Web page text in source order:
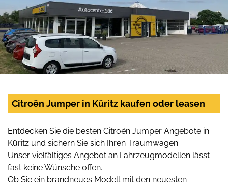
Citroën Jumper in Küritz kaufen oder leasen
Entdecken Sie die besten Citroën Jumper Angebote in
Küritz und sichern Sie sich Ihren Traumwagen.
Unser vielfältiges Angebot an Fahrzeugmodellen lässt
fast keine Wünsche offen.
Ob Sie ein brandneues Modell mit den neuesten